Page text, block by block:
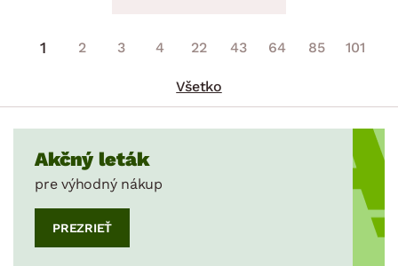
1 2 3 4 22 43 64 85 101
Všetko
Akčný leták
pre výhodný nákup
PREZRIEŤ